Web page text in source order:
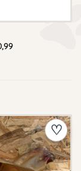
Prijsklasse: